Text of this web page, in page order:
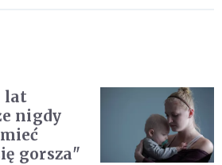
lat
nigdy
gorsza"